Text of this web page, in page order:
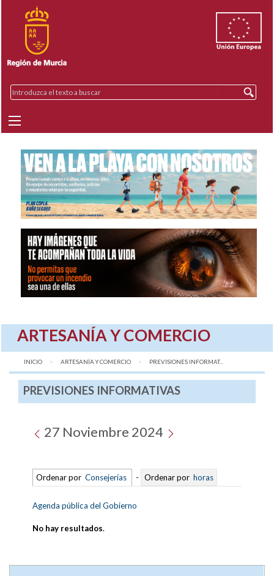
ARTESANÍA Y COMERCIO
INICIO ARTESANÍA Y COMERCIO AQUÍ:
PREVISIONES INFORMAT...
PREVISIONES INFORMATIVAS
27 Noviembre 2024
Ordenar por Consejerías - Ordenar por horas
Agenda pública del Gobierno
No hay resultados.